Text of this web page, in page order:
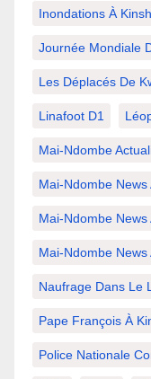
Inondations À
Journée Mondiale
Les Déplacés De
Linafoot D1
Mai-Ndombe
Mai-Ndombe News
Mai-Ndombe News
Mai-Ndombe
Naufrage Dans Le
Pape François À
Police Nationale